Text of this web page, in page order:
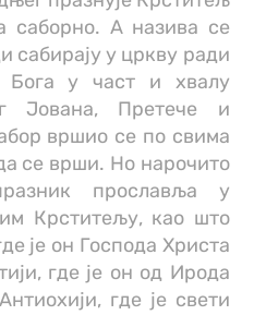
саборно. А назива се
сабирају у цркву ради
у част и хвалу
Јована, Претече и
вршио се по свима
се врши. Но нарочито
прославља у
Крститељу, као што
је он Господа Христа
где је он од Ирода
где је свети